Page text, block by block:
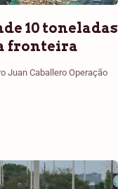
10 toneladas
fronteira
Juan Caballero Operação